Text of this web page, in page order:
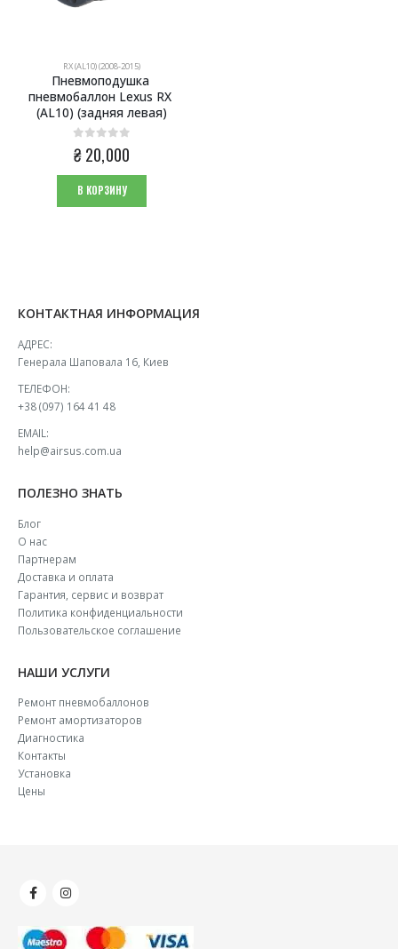
RX (AL10) (2008-2015)
Пневмоподушка
пневмобаллон Lexus RX
(AL10) (задняя левая)
0 из 5
₴20,000
В КОРЗИНУ
КОНТАКТНАЯ ИНФОРМАЦИЯ
АДРЕС:
Генерала Шаповала 16, Киев
ТЕЛЕФОН:
+38 (097) 164 41 48
EMAIL:
help@airsus.com.ua
ПОЛЕЗНО ЗНАТЬ
Блог
О нас
Партнерам
Доставка и оплата
Гарантия, сервис и возврат
Политика конфиденциальности
Пользовательское соглашение
НАШИ УСЛУГИ
Ремонт пневмобаллонов
Ремонт амортизаторов
Диагностика
Контакты
Установка
Цены